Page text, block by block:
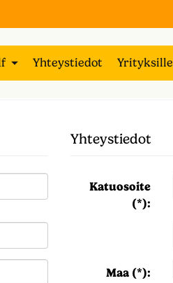
Yhteystiedot Yrityksille
Yhteystiedot
Katuosoite
(*):
Maa (*):